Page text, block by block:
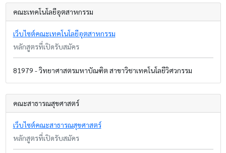
คณะเทคโนโลยีอุตสาหกรรม
เว็บไซต์คณะเทคโนโลยีอุตสาหกรรม
หลักสูตรที่เปิดรับสมัคร
81979 - วิทยาศาสตรมหาบัณฑิต สาขาวิชาเทคโนโลยีวิศวกรรม
คณะสาธารณสุขศาสตร์
เว็บไซต์คณะสาธารณสุขศาสตร์
หลักสูตรที่เปิดรับสมัคร